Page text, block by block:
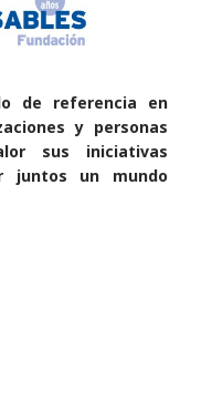
de referencia en
y personas
sus iniciativas
juntos un mundo